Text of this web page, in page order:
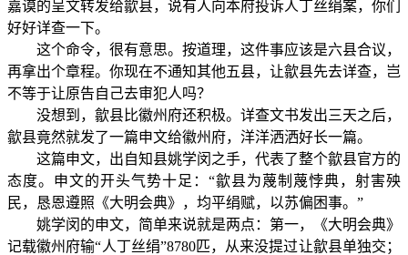
嘉谟的呈文转发给歙县，说有人向本府投诉人丁丝绢案，你们
好好详查一下。
这个命令，很有意思。按道理，这件事应该是六县合议，
再拿出个章程。你现在不通知其他五县，让歙县先去详查，岂
不等于让原告自己去审犯人吗？
没想到，歙县比徽州府还积极。详查文书发出三天之后，
歙县竟然就发了一篇申文给徽州府，洋洋洒洒好长一篇。
这篇申文，出自知县姚学闵之手，代表了整个歙县官方的
态度。申文的开头气势十足：“歙县为蔑制蔑悖典，射害殃
民，恳恩遵照《大明会典》，均平绢赋，以苏偏困事。”
姚学闵的申文，简单来说就是两点：第一，《大明会典》
记载徽州府输“人丁丝绢”8780匹，从来没提过让歙县单独交；